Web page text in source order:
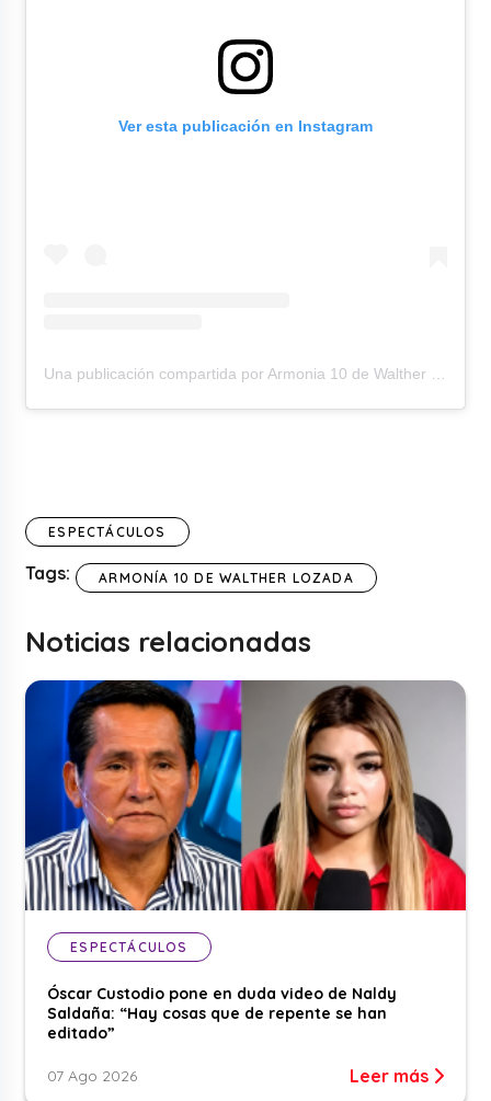
Ver esta publicación en Instagram
Una publicación compartida por Armonia 10 de Walther Lozada (@armonia10.dewaltherlozada)
ESPECTÁCULOS
Tags: ARMONÍA 10 DE WALTHER LOZADA
Noticias relacionadas
ESPECTÁCULOS
Óscar Custodio pone en duda video de Naldy
Saldaña: “Hay cosas que de repente se han
editado”
07 Ago 2026 Leer más